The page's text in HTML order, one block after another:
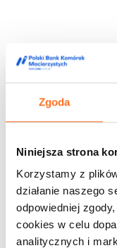
Zgoda
Niniejsza strona
Korzystamy z
działanie naszego
odpowiedniej
cookies w celu
analitycznych i